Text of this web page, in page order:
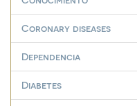
Coronary diseases
Dependencia
Diabetes